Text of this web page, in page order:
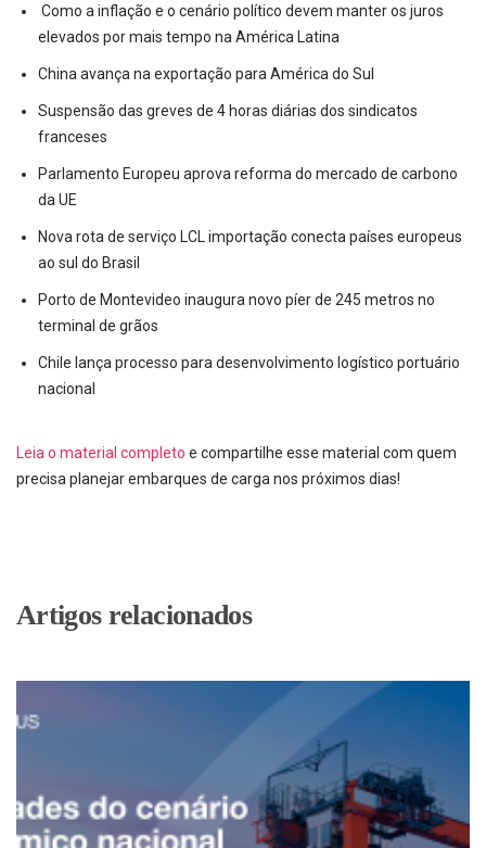
Como a inflação e o cenário político devem manter os juros
elevados por mais tempo na América Latina
China avança na exportação para América do Sul
Suspensão das greves de 4 horas diárias dos sindicatos
franceses
Parlamento Europeu aprova reforma do mercado de carbono
da UE
Nova rota de serviço LCL importação conecta países europeus
ao sul do Brasil
Porto de Montevideo inaugura novo píer de 245 metros no
terminal de grãos
Chile lança processo para desenvolvimento logístico portuário
nacional
Leia o material completo e compartilhe esse material com quem
precisa planejar embarques de carga nos próximos dias!
Artigos relacionados